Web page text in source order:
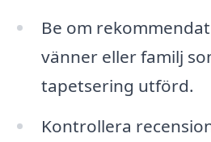
Be om
vänner eller familj
tapetsering utförd.
Kontrollera